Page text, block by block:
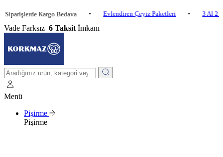
Kargo Bedava • Evlendiren Çeyiz Paketleri • 3 Al 2 Öde
Vade Farksız 6 Taksit İmkanı
Menü
Pişirme
Pişirme